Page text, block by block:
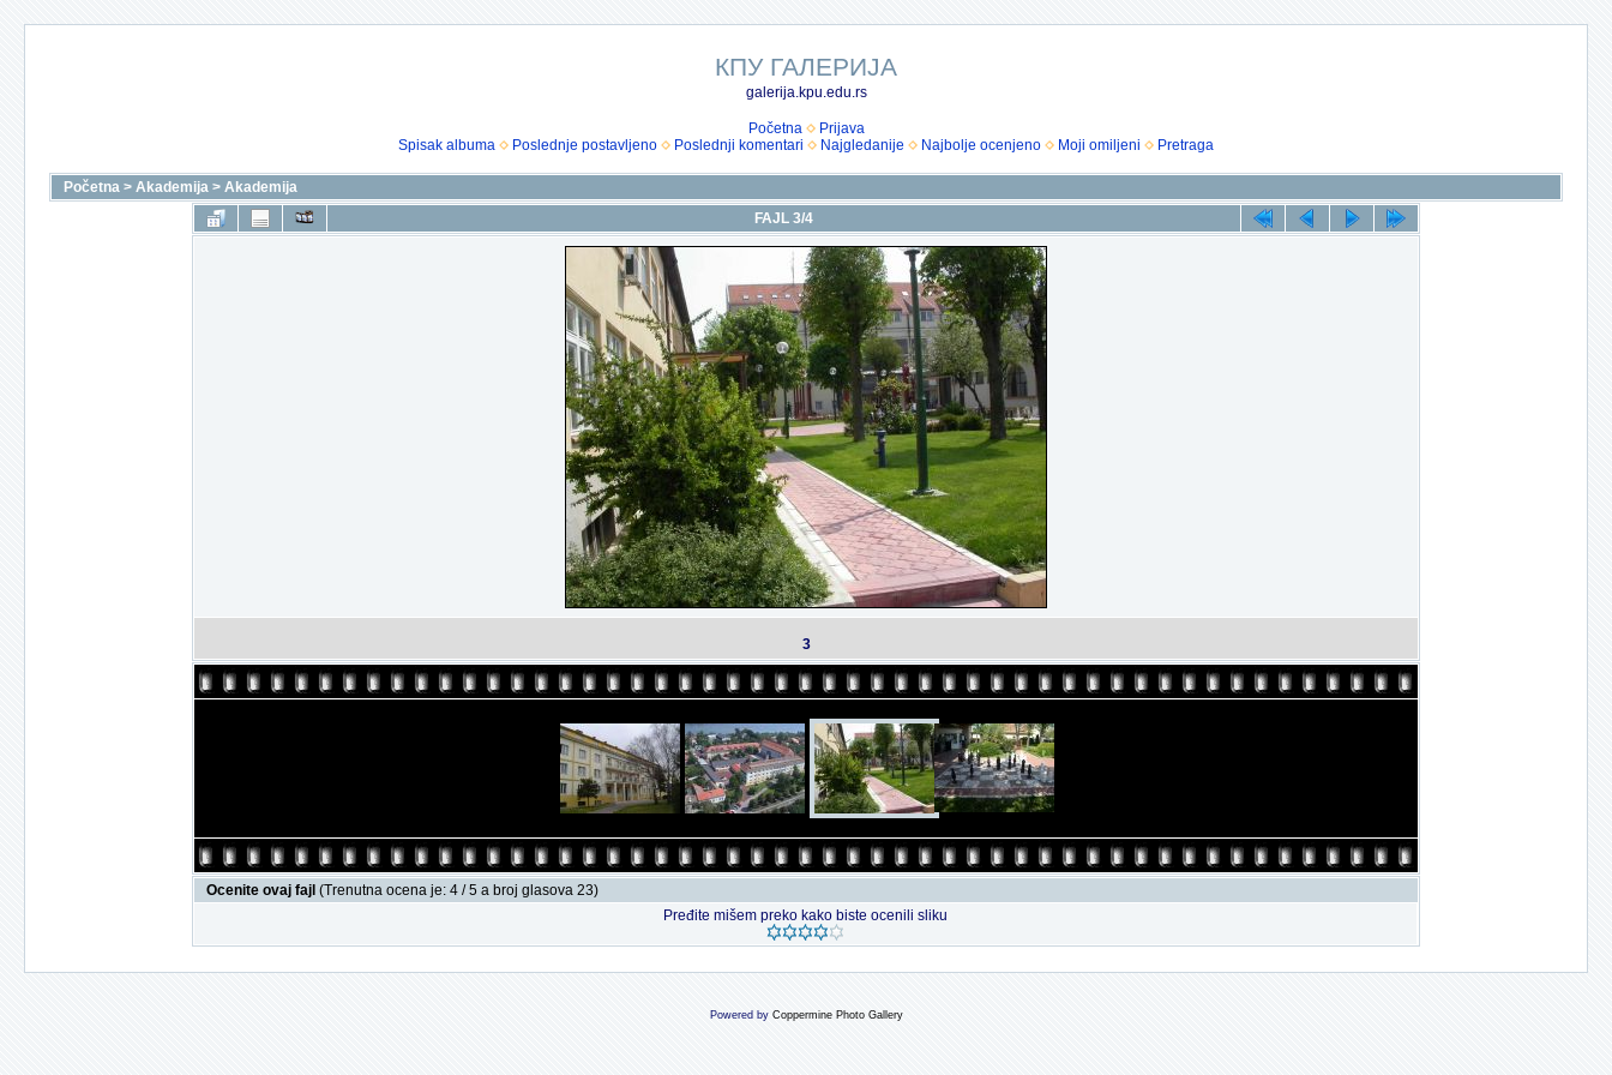
КПУ ГАЛЕРИЈА
galerija.kpu.edu.rs
Početna
Prijava
Spisak albuma
Poslednje postavljeno Poslednji komentari Najgledanije Najbolje ocenjeno Moji omiljeni Pretraga
Početna > Akademija > Akademija
FAJL 3/4
3
Ocenite ovaj fajl (Trenutna ocena je: 4 / 5 a broj glasova 23)
Pređite mišem preko kako biste ocenili sliku
Powered by Coppermine Photo Gallery